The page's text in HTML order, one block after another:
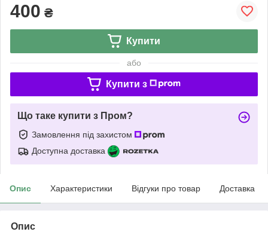
400 ₴
Купити
або
Купити з
Що таке купити з Пром?
Замовлення під захистом
Доступна доставка
Опис Характеристики Відгуки про товар Доставка
Опис